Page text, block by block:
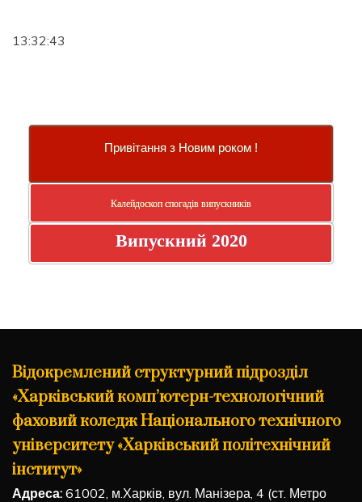
13:32:43
Привітання з Новим роком !
Калейдоскоп спогадів випускників
Випускний 2020
Відокремлений структурний підрозділ
«Харківський комп’ютерн-технологічний
фаховий коледж Національного технічного
університету «Харківський політехнічний
інститут»
Адреса: 61002, м.Харків, вул. Манізера, 4 (ст. Метро